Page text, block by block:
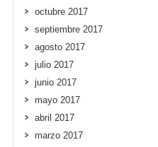
octubre 2017
septiembre 2017
agosto 2017
julio 2017
junio 2017
mayo 2017
abril 2017
marzo 2017